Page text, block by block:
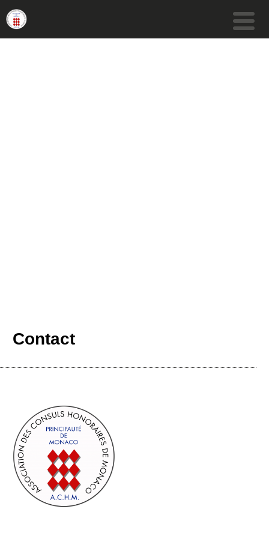
Contact